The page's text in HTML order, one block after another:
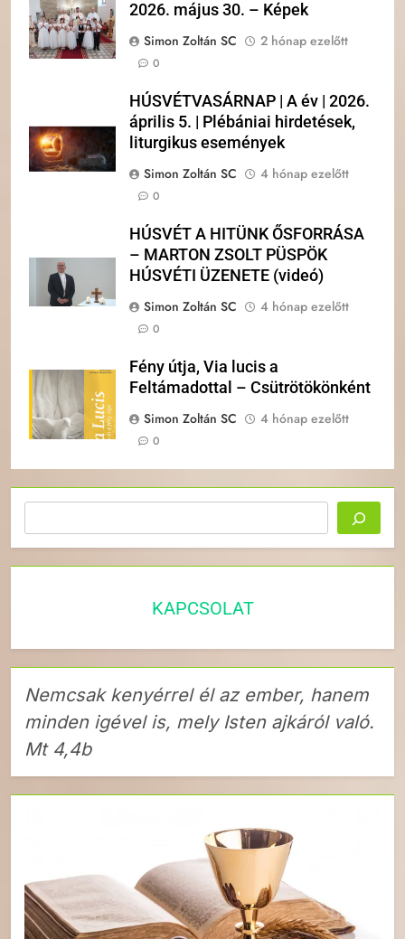
2026. május 30. – Képek
Simon Zoltán SC
2 hónap ezelőtt
0
HÚSVÉTVASÁRNAP | A év | 2026.
április 5. | Plébániai hirdetések,
liturgikus események
Simon Zoltán SC
4 hónap ezelőtt
0
HÚSVÉT A HITÜNK ŐSFORRÁSA
– MARTON ZSOLT PÜSPÖK
HÚSVÉTI ÜZENETE (videó)
Simon Zoltán SC
4 hónap ezelőtt
0
Fény útja, Via lucis a
Feltámadottal – Csütrötökönként
Simon Zoltán SC
4 hónap ezelőtt
0
KAPCSOLAT
Nemcsak kenyérrel él az ember, hanem
minden igével is, mely Isten ajkáról való.
Mt 4,4b